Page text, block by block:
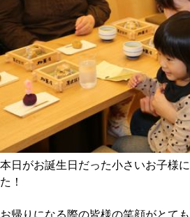
本日がお誕生日だった小さいお子様
た！
お帰りになる際の皆様の笑顔がとて